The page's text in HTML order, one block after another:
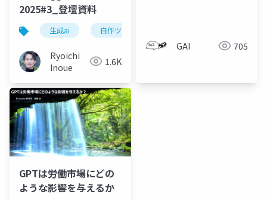
2025#3_登壇資料
生成ai 自作ツール
Ryoichi
Inoue
1.6K
GAI 705
GPTは労働市場にどの
ような影響を与えるか